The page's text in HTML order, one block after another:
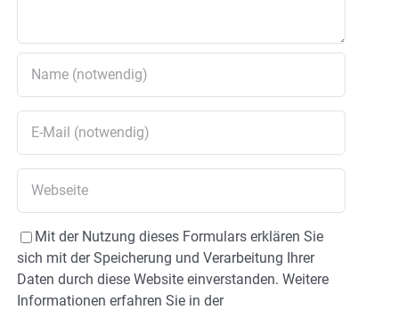
Mit der Nutzung dieses Formulars erklären Sie
sich mit der Speicherung und Verarbeitung Ihrer
Daten durch diese Website einverstanden. Weitere
Informationen erfahren Sie in der